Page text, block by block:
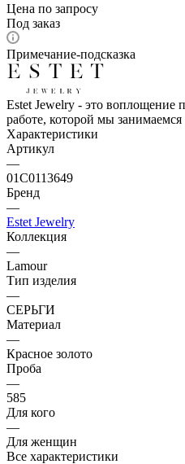
Цена по запросу
Под заказ
Примечание-подсказка
Estet Jewelry - это воплощение
работе, которой мы занимаемся
Характеристики
Артикул
—
01С0113649
Бренд
—
Estet Jewelry
Коллекция
—
Lamour
Тип изделия
—
СЕРЬГИ
Материал
—
Красное золото
Проба
—
585
Для кого
—
Для женщин
Все характеристики